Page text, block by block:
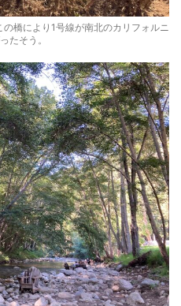
橋により1号線が南北のカリフォルニ
たそう。